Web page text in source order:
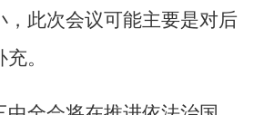
，此次会议可能主要是对后
。